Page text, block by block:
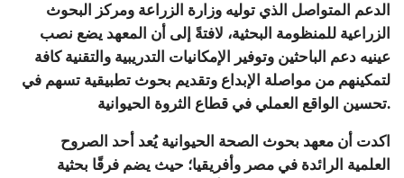
الدعم المتواصل الذي توليه وزارة الزراعة ومركز البحوث
الزراعية للمنظومة البحثية، لافتةً إلى أن المعهد يضع نصب
عينيه دعم الباحثين وتوفير الإمكانيات التدريبية والتقنية كافة
لتمكينهم من مواصلة الإبداع وتقديم بحوث تطبيقية تسهم في
تحسين الواقع العملي في قطاع الثروة الحيوانية.
العلمية الرائدة في مصر وأفريقيا؛ حيث يضم فرقًا بحثية